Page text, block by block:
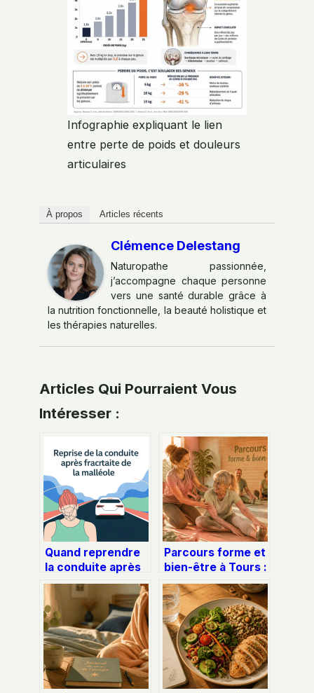
Infographie expliquant le lien
entre perte de poids et douleurs
articulaires
À propos Articles récents
Clémence Delestang
Naturopathe passionnée,
j’accompagne chaque personne
vers une santé durable grâce à
la nutrition fonctionnelle, la beauté holistique et
les thérapies naturelles.
Articles Qui Pourraient Vous
Intéresser :
Quand reprendre
la conduite après
une fracture de la
malléole
Parcours forme et
bien-être à Tours :
3 piliers pour
reprendre une
activité physique
adaptée sans
risque